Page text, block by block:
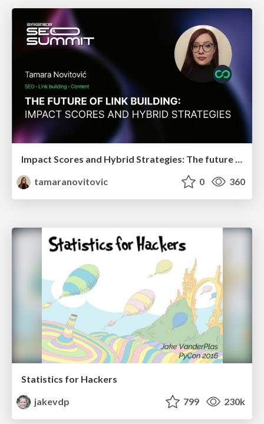
Impact Scores and Hybrid Strategies: The future of link building
tamaranovitovic
0 360
Statistics for Hackers
jakevdp
799 230k